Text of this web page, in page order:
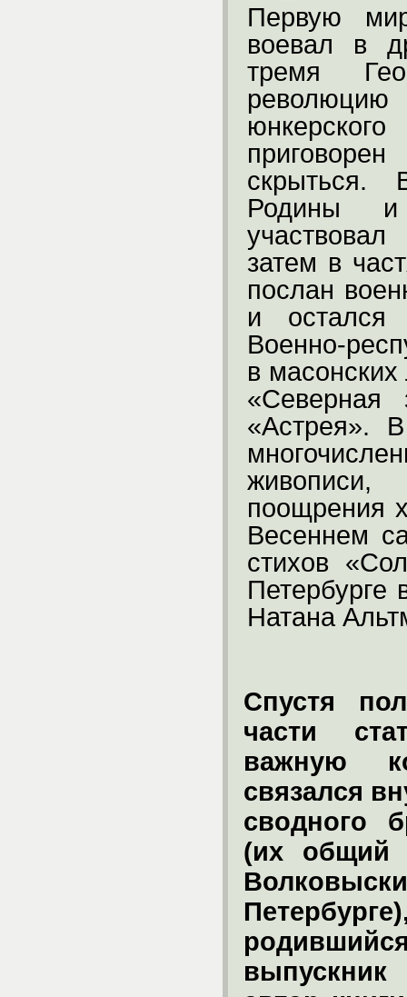
Первую
воевал в
тремя
Родины и
затем в
послан
и остался
Военно-
в
«Северная
«Астрея».
поощрения
Весеннем
стихов
Петербурге
Натана
Cпустя
части
важную
связался
сводного
(их общий